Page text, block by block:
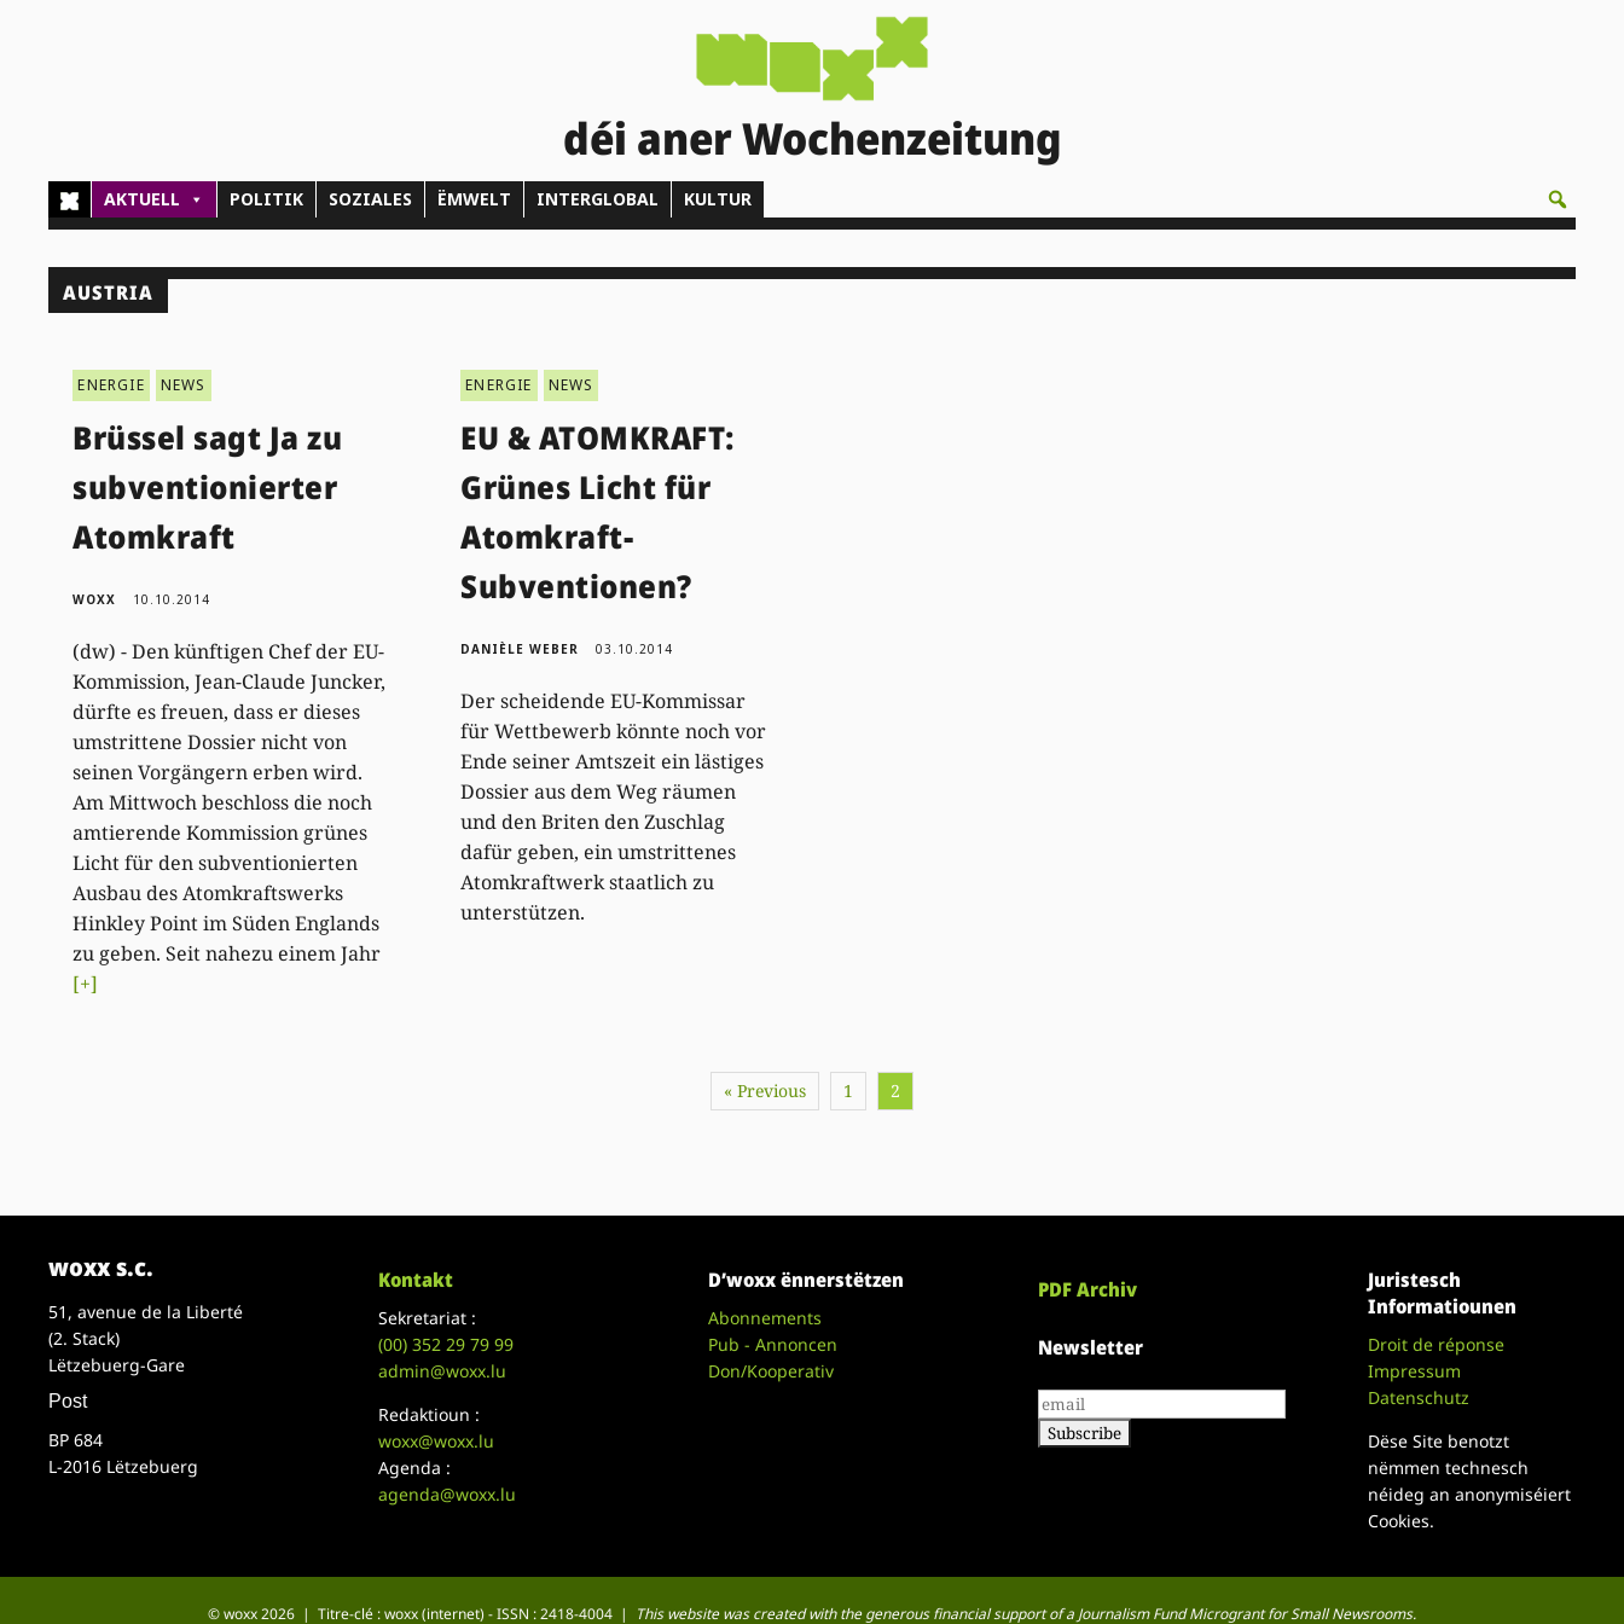
déi aner Wochenzeitung
AKTUELL POLITIK SOZIALES ËMWELT INTERGLOBAL KULTUR
AUSTRIA
ENERGIE NEWS
Brüssel sagt Ja zu
subventionierter
Atomkraft
WOXX 10.10.2014
(dw) - Den künftigen Chef der EU-
Kommission, Jean-Claude Juncker,
dürfte es freuen, dass er dieses
umstrittene Dossier nicht von
seinen Vorgängern erben wird.
Am Mittwoch beschloss die noch
amtierende Kommission grünes
Licht für den subventionierten
Ausbau des Atomkraftswerks
Hinkley Point im Süden Englands
zu geben. Seit nahezu einem Jahr
[+]
ENERGIE NEWS
EU & ATOMKRAFT:
Grünes Licht für
Atomkraft-
Subventionen?
DANIÈLE WEBER 03.10.2014
Der scheidende EU-Kommissar
für Wettbewerb könnte noch vor
Ende seiner Amtszeit ein lästiges
Dossier aus dem Weg räumen
und den Briten den Zuschlag
dafür geben, ein umstrittenes
Atomkraftwerk staatlich zu
unterstützen.
« Previous 1 2
woxx s.c.
51, avenue de la Liberté
(2. Stack)
Lëtzebuerg-Gare
Post
BP 684
L-2016 Lëtzebuerg
Kontakt
Sekretariat :
(00)352 29 79 99
admin@woxx.lu
Redaktioun :
woxx@woxx.lu
Agenda :
agenda@woxx.lu
D’woxx ënnerstëtzen
Abonnements
Pub - Annoncen
Don/Kooperativ
PDF Archiv
Newsletter
Juristesch
Informatiounen
Droit de réponse
Impressum
Datenschutz
Dëse Site benotzt
nëmmen technesch
néideg an anonymiséiert
Cookies.
© woxx 2026 | Titre-clé : woxx (internet) - ISSN : 2418-4004 | This website was created with the generous financial support of a Journalism Fund Microgrant for Small Newsrooms.